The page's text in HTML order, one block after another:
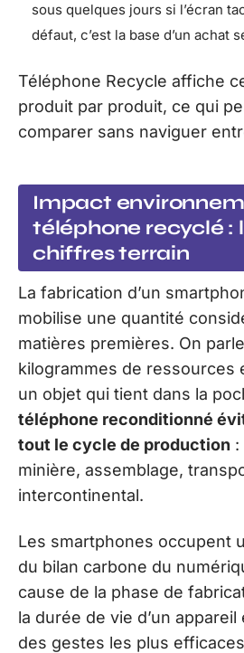
sous quelques jours si l’écran
défaut, c’est la base d’un achat
Téléphone Recycle affiche
produit par produit, ce qui
comparer sans naviguer
Impact
téléphone recyclé :
chiffres terrain
La fabrication d’un
mobilise une quantité
matières premières. On
kilogrammes de ressources
un objet qui tient dans la
téléphone reconditionné
tout le cycle de production :
minière, assemblage,
intercontinental.
Les smartphones occupent
du bilan carbone du
cause de la phase de
la durée de vie d’un appareil
des gestes les plus